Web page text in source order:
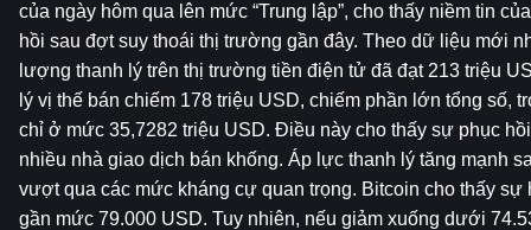
của ngày hôm qua lên mức “Trung lập”, cho thấy niềm tin
hồi sau đợt suy thoái thị trường gần đây. Theo dữ liệu mới
lượng thanh lý trên thị trường tiền điện tử đã đạt 213 triệu
lý vị thế bán chiếm 178 triệu USD, chiếm phần lớn tổng số,
chỉ ở mức 35,7282 triệu USD. Điều này cho thấy sự phục
nhiều nhà giao dịch bán khống. Áp lực thanh lý tăng mạnh
vượt qua các mức kháng cự quan trọng. Bitcoin cho thấy
gần mức 79.000 USD. Tuy nhiên, nếu giảm xuống dưới